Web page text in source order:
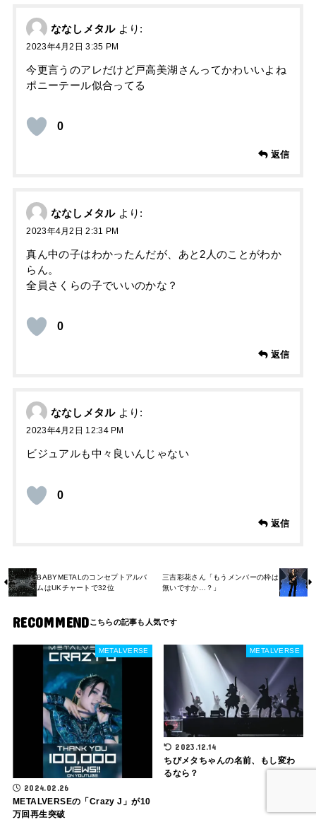
ななしメタル より:
2023年4月2日 3:35 PM
今更言うのアレだけど戸高美湖さんってかわいいよね
ポニーテール似合ってる
0
返信
ななしメタル より:
2023年4月2日 2:31 PM
真ん中の子はわかったんだが、あと2人のことがわか
らん。
全員さくらの子でいいのかな？
0
返信
ななしメタル より:
2023年4月2日 12:34 PM
ビジュアルも中々良いんじゃない
0
返信
BABYMETALのコンセプトアルバ
ムはUKチャートで32位
三吉彩花さん「もうメンバーの枠は
無いですか…？」
RECOMMEND
METALVERSE
2024.02.26
METALVERSEの「Crazy J」が10
万回再生突破
METALVERSE
2023.12.14
ちびメタちゃんの名前、もし変わ
るなら？